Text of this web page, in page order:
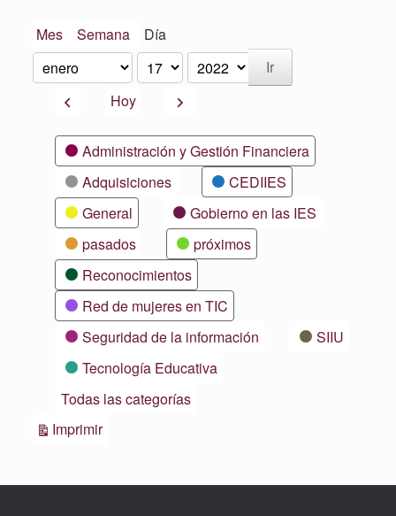
Mes Semana Día
Mes
Día
Año
AnteriorHoy Siguiente
CategoríasAdministración y Gestión Financiera
Adquisiciones
CEDIIES
General
Gobierno en las IES
pasados
próximos
Reconocimientos
Red de mujeres en TIC
Seguridad de la información
SIIU
Tecnología Educativa
Todas las categorías
ImprimirVistas